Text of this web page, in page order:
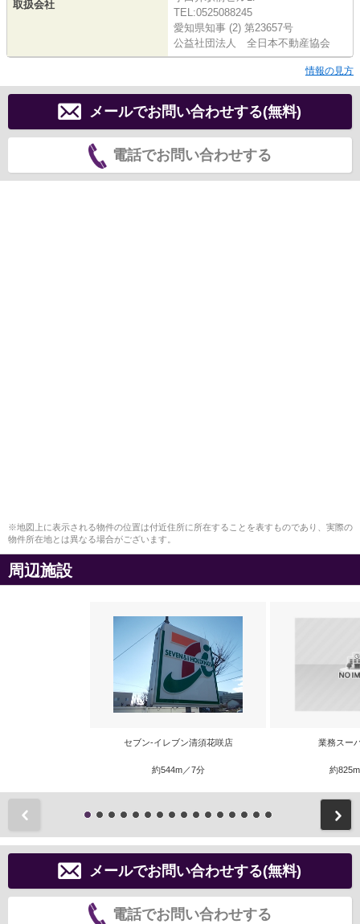
取扱会社
TEL:0525088245
愛知県知事 (2) 第23657号
公益社団法人 全日本不動産協会
情報の見方
メールでお問い合わせする(無料)
電話でお問い合わせする
※地図上に表示される物件の位置は付近住所に所在することを表すものであり、実際の
物件所在地とは異なる場合がございます。
周辺施設
セブン-イレブン清須花咲店
約544m／7分
業務スー
約
メールでお問い合わせする(無料)
電話でお問い合わせする